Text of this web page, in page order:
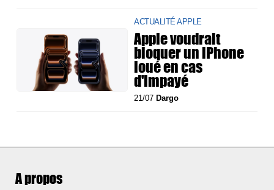
ACTUALITÉ APPLE
Apple voudrait
bloquer un iPhone
loué en cas
d'impayé
21/07 Dargo
A propos